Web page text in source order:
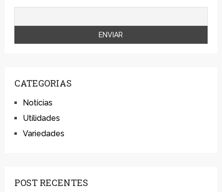
CATEGORIAS
Notícias
Utilidades
Variedades
POST RECENTES